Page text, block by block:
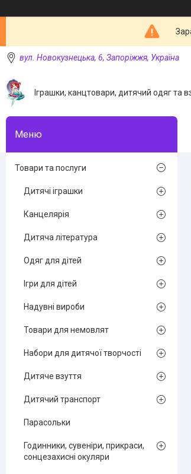
вул. Новокузнецька, 6, Запоріжжя, Україна
Іграшки, канцтовари, дитячий одяг та
Товари та послуги
Дитячі іграшки
Канцелярія
Дитяча література
Одяг для дітей
Ігри для дітей
Надувні вироби
Товари для немовлят
Набори для дитячої творчості
Дитяче взуття
Дитячий транспорт
Парасольки
Годинники, сувеніри, прикраси,
сонцезахисні окуляри